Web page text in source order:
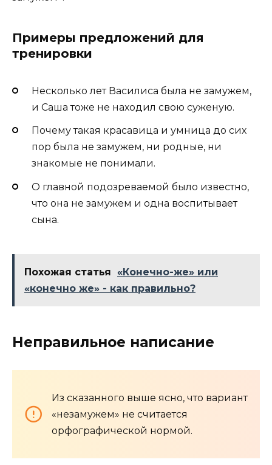
Примеры предложений для
тренировки
Несколько лет Василиса была не замужем,
и Саша тоже не находил свою суженую.
Почему такая красавица и умница до сих
пор была не замужем, ни родные, ни
знакомые не понимали.
О главной подозреваемой было известно,
что она не замужем и одна воспитывает
сына.
Похожая статья
«Конечно-же» или
«конечно же» - как правильно?
Неправильное написание
Из сказанного выше ясно, что вариант
«незамужем» не считается
орфографической нормой.